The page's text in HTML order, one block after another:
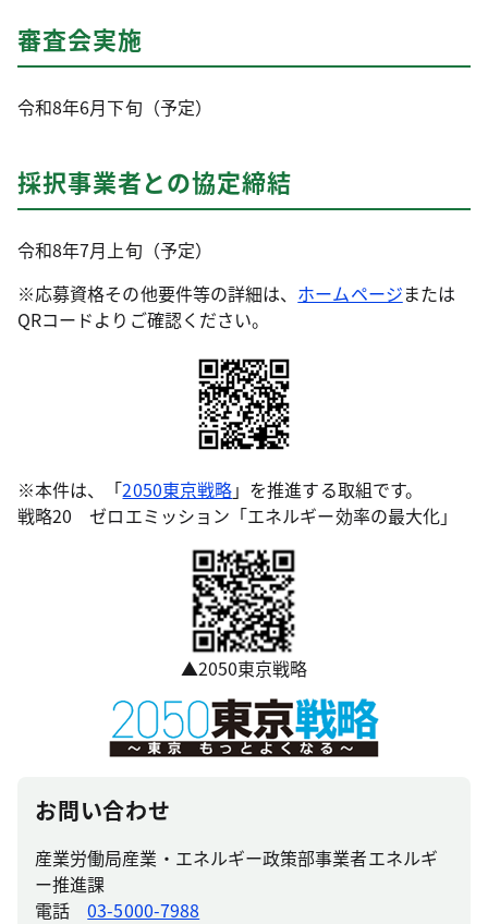
審査会実施
令和8年6月下旬（予定）
採択事業者との協定締結
令和8年7月上旬（予定）
※応募資格その他要件等の詳細は、 ホームページまたは
QRコードよりご確認ください。
※本件は、「2050東京戦略」を推進する取組です。
戦略20 ゼロエミッション「エネルギー効率の最大化」
▲2050東京戦略
お問い合わせ
産業労働局産業・エネルギー政策部事業者エネルギ
ー推進課
電話03-5000-7988